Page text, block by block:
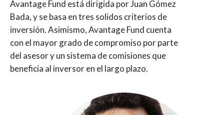
Avantage Fund está dirigida por Juan Gómez
Bada, y se basa en tres solidos criterios de
inversión. Asimismo, Avantage Fund cuenta
con el mayor grado de compromiso por parte
del asesor y un sistema de comisiones que
beneficia al inversor en el largo plazo.